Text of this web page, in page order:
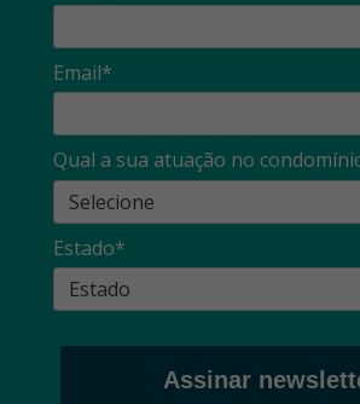
Email*
Qual a sua atuação no
Estado*
Assinar